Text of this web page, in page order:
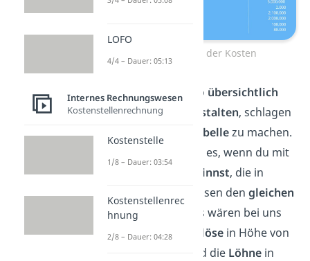
Abgrenzung der Kosten
Um das Beispiel so übersichtlich
wie möglich
zu gestalten, schlagen
Tabellezu machen.
Am einfachsten ist es, wenn du mit
Beträgen beginnst, die in
beiden Rechenkreisen den gleichen
Betrag
haben. Das wären bei uns
also dieUmsatzerlösein Höhe von
und die Löhnein
LOFO
4/4 – Dauer: 05:13
Internes Rechnungswesen
Kostenstellenrechnung
Kostenstelle
1/8 – Dauer: 03:54
Kostenstellenrec
hnung
2/8 – Dauer: 04:28